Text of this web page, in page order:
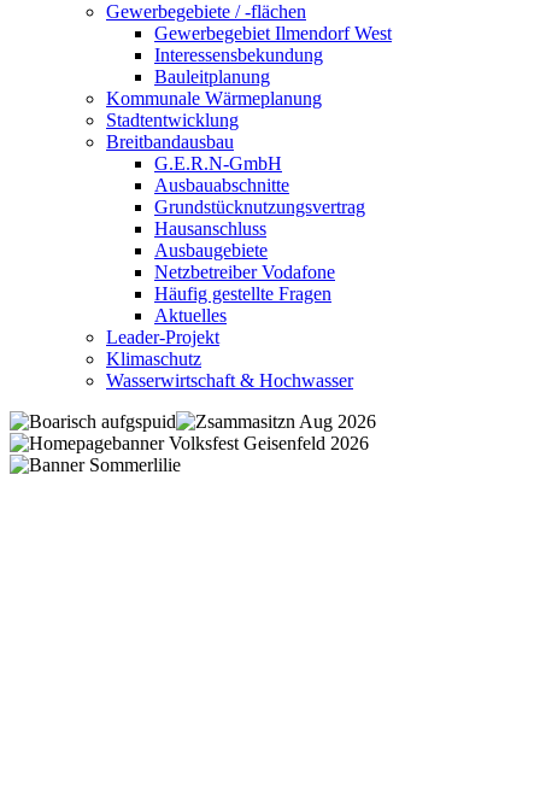
Gewerbegebiete / -flächen
Gewerbegebiet Ilmendorf West
Interessensbekundung
Bauleitplanung
Kommunale Wärmeplanung
Stadtentwicklung
Breitbandausbau
G.E.R.N-GmbH
Ausbauabschnitte
Grundstücknutzungsvertrag
Hausanschluss
Ausbaugebiete
Netzbetreiber Vodafone
Häufig gestellte Fragen
Aktuelles
Leader-Projekt
Klimaschutz
Wasserwirtschaft & Hochwasser